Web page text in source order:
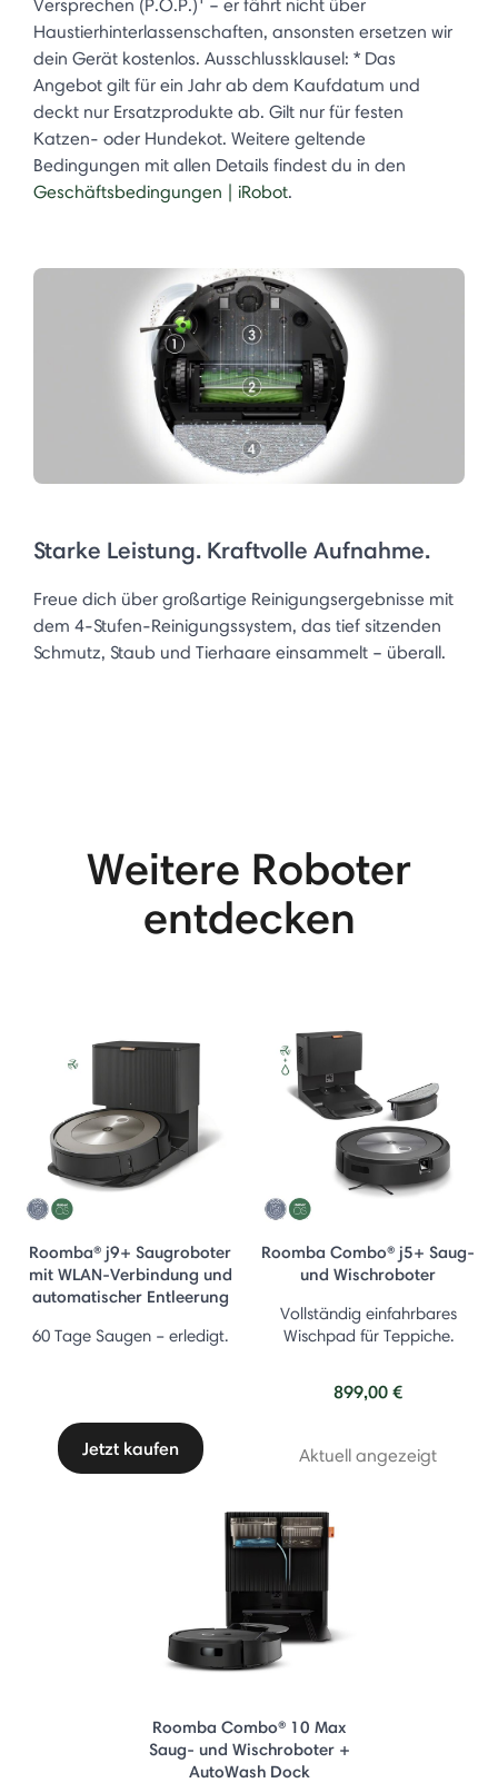
Versprechen (P.O.P.)¹ – er fährt nicht über
Haustierhinterlassenschaften, ansonsten ersetzen wir
dein Gerät kostenlos. Ausschlussklausel: * Das
Angebot gilt für ein Jahr ab dem Kaufdatum und
deckt nur Ersatzprodukte ab. Gilt nur für festen
Katzen- oder Hundekot. Weitere geltende
Bedingungen mit allen Details findest du in den
Geschäftsbedingungen | iRobot.
Starke Leistung. Kraftvolle Aufnahme.
Freue dich über großartige Reinigungsergebnisse mit
dem 4-Stufen-Reinigungssystem, das tief sitzenden
Schmutz, Staub und Tierhaare einsammelt – überall.
Weitere Roboter
entdecken
Roomba® j9+ Saugroboter
mit WLAN-Verbindung und
automatischer Entleerung
60 Tage Saugen – erledigt.
Jetzt kaufen
Roomba Combo® j5+ Saug-
und Wischroboter
Vollständig einfahrbares
Wischpad für Teppiche.
899,00 €
Aktuell angezeigt
Roomba Combo® 10 Max
Saug- und Wischroboter +
AutoWash Dock